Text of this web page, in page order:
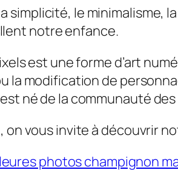
simplicité, le minimalisme,
notre enfance.
est une forme d’art
la modification de
né de la communauté
on vous invite à découvrir